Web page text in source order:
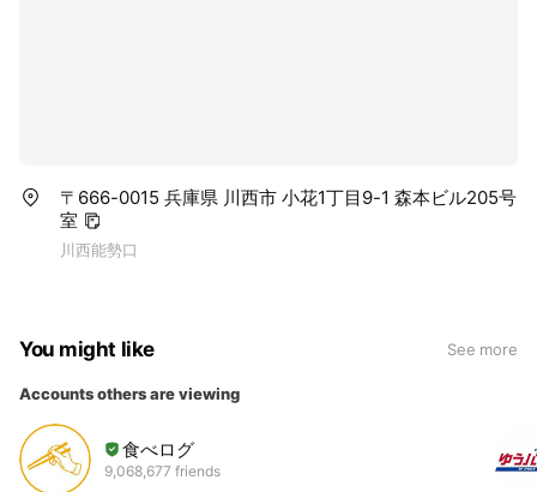
〒666-0015 兵庫県 川西市 小花1丁目9-1 森本ビル205号
室
川西能勢口
You might like See more
Accounts others are viewing
食べログ
9,068,677 friends